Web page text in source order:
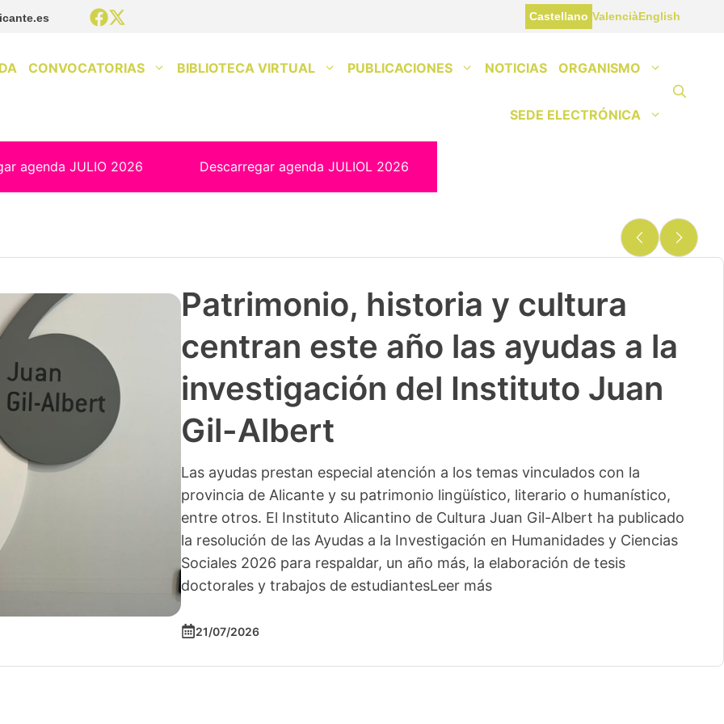
Castellano ValenciàEnglish
CONVOCATORIAS BIBLIOTECA VIRTUAL PUBLICACIONES NOTICIAS ORGANISMO
SEDE ELECTRÓNICA
agenda JULIO 2026 Descarregar agenda JULIOL 2026
Patrimonio, historia y cultura
centran este año las ayudas a la
investigación del Instituto Juan
Gil-Albert
Las ayudas prestan especial atención a los temas vinculados con la
provincia de Alicante y su patrimonio lingüístico, literario o humanístico,
entre otros. El Instituto Alicantino de Cultura Juan Gil-Albert ha publicado
la resolución de las Ayudas a la Investigación en Humanidades y Ciencias
Sociales 2026 para respaldar, un año más, la elaboración de tesis
doctorales y trabajos de estudiantesLeer más
21/07/2026